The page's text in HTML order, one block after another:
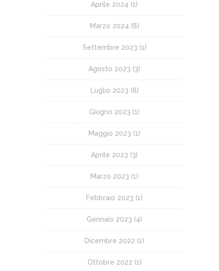
Aprile 2024 (1)
Marzo 2024 (8)
Settembre 2023 (1)
Agosto 2023 (3)
Luglio 2023 (8)
Giugno 2023 (1)
Maggio 2023 (1)
Aprile 2023 (3)
Marzo 2023 (1)
Febbraio 2023 (1)
Gennaio 2023 (4)
Dicembre 2022 (1)
Ottobre 2022 (1)